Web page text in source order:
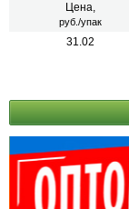
Цена,
руб./упак
31.02